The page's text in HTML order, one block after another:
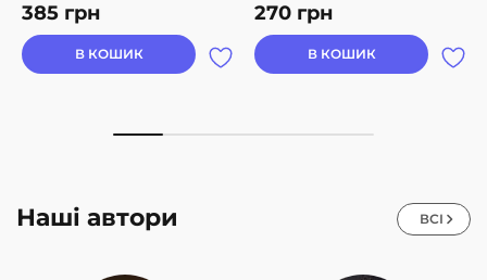
385 грн
В КОШИК
270 грн
В КОШИК
Наші автори ВСІ